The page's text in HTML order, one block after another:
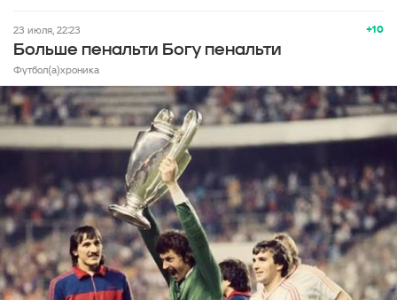
+10
23 июля, 22:23
Больше пенальти Богу пенальти
Футбол(а)хроника